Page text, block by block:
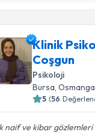
Klinik
Coşgun
Psikoloji
Bursa,
5 (56
naif ve kibar